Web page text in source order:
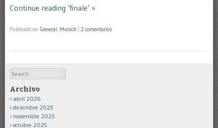
Continue reading ‘finale’ »
Publicado en General, Munich 2 comentarios
Search
Archivo
abril 2026
diciembre 2025
noviembre 2025
octubre 2025